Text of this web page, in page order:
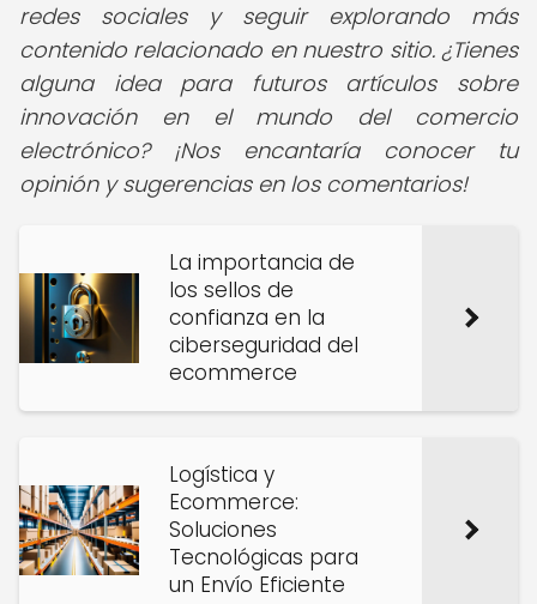
redes sociales y seguir explorando más
contenido relacionado en nuestro sitio. ¿Tienes
alguna idea para futuros artículos sobre
innovación en el mundo del comercio
electrónico? ¡Nos encantaría conocer tu
opinión y sugerencias en los comentarios!
La importancia de
los sellos de
confianza en la
ciberseguridad del
ecommerce
Logística y
Ecommerce:
Soluciones
Tecnológicas para
un Envío Eficiente